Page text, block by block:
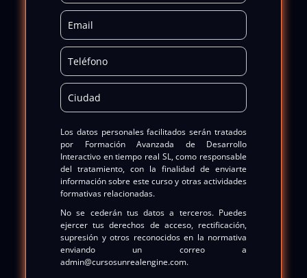
Los datos personales facilitados serán tratados
por Formación Avanzada de Desarrollo
Interactivo en tiempo real SL, como responsable
del tratamiento, con la finalidad de enviarte
información sobre este curso y otras actividades
formativas relacionadas.
No se cederán tus datos a terceros. Puedes
ejercer tus derechos de acceso, rectificación,
supresión y otros reconocidos en la normativa
enviando un correo a
admin@cursosunrealengine.com.